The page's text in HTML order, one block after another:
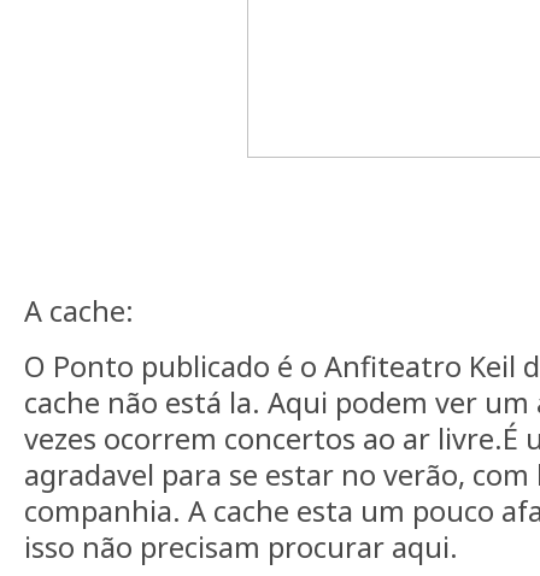
A cache:
O Ponto publicado é o Anfiteatro Keil
cache não está la. Aqui podem ver
vezes ocorrem concertos ao ar livre.É
agradavel para se estar no verão,
companhia. A cache esta um pouco
isso não precisam procurar aqui.